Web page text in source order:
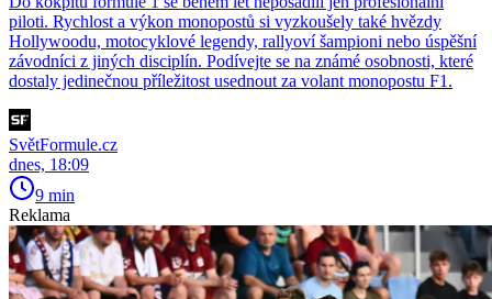
piloti. Rychlost a výkon monopostů si vyzkoušely také hvězdy
Hollywoodu, motocyklové legendy, rallyoví šampioni nebo úspěšní
závodníci z jiných disciplín. Podívejte se na známé osobnosti, které
dostaly jedinečnou příležitost usednout za volant monopostu F1.
SvětFormule.cz
dnes, 18:09
9 min
Reklama